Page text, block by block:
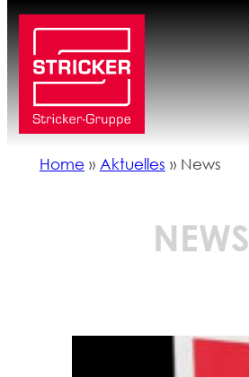
Zum
springen
Home» Aktuelles » News
NEWS